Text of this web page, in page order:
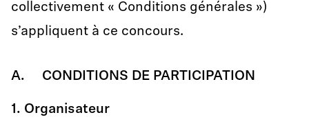
collectivement « Conditions générales »)
s’appliquent à ce concours.
A. CONDITIONS DE PARTICIPATION
1. Organisateur